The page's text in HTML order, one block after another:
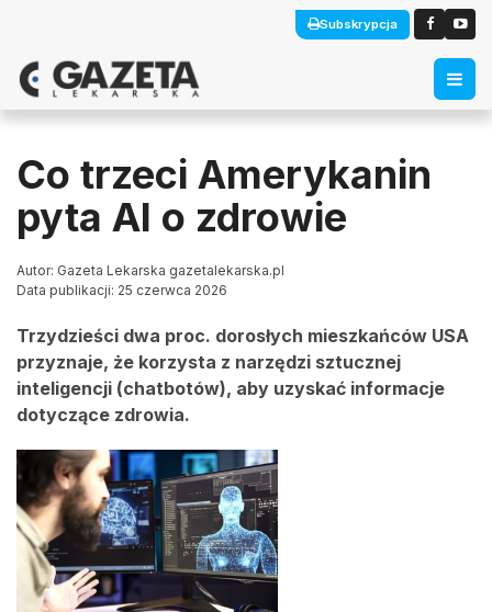
Subskrypcja
Co trzeci Amerykanin
pyta AI o zdrowie
Autor: Gazeta Lekarska gazetalekarska.pl
Data publikacji: 25 czerwca 2026
Trzydzieści dwa proc. dorosłych mieszkańców USA
przyznaje, że korzysta z narzędzi sztucznej
inteligencji (chatbotów), aby uzyskać informacje
dotyczące zdrowia.